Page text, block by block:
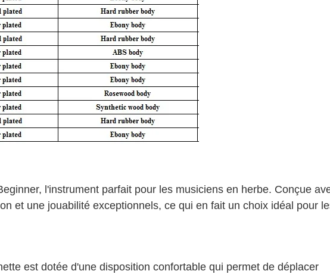
l'instrument parfait pour les musiciens en herbe. Conçue
et une jouabilité exceptionnels, ce qui en fait un choix idéal pour
est dotée d'une disposition confortable qui permet de déplacer